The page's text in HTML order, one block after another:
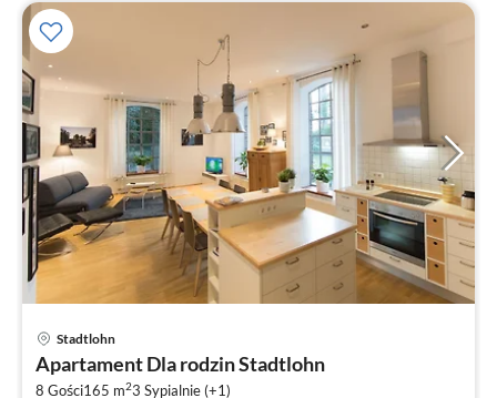
Stadtlohn
Apartament Dla rodzin Stadtlohn
8 Gości165 m23 Sypialnie (+1)